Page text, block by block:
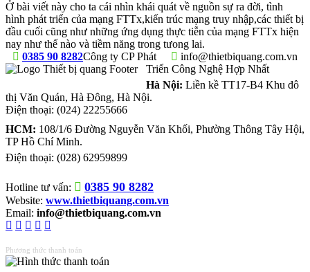
Ở bài viết này cho ta cái nhìn khái quát về nguồn sự ra đời, tình
hình phát triển của mạng FTTx,kiến trúc mạng truy nhập,các thiết bị
đầu cuối cũng như những ứng dụng thực tiễn của mạng FTTx hiện
nay như thế nào và tiềm năng trong tưong lai.
0385 90 8282
info@thietbiquang.com.vn
Công ty CP Phát
Triển Công Nghệ Hợp Nhất
Hà Nội: Liền kề TT17-B4 Khu đô
thị Văn Quán, Hà Đông, Hà Nội.
Điện thoại: (024) 22255666
HCM: 108/1/6 Đường Nguyễn Văn Khối, Phường Thông Tây Hội,
TP Hồ Chí Minh.
Điện thoại: (028) 62959899
Hotline tư vấn: 0385 90 8282
Website: www.thietbiquang.com.vn
Email: info@thietbiquang.com.vn
Phương thức thanh toán